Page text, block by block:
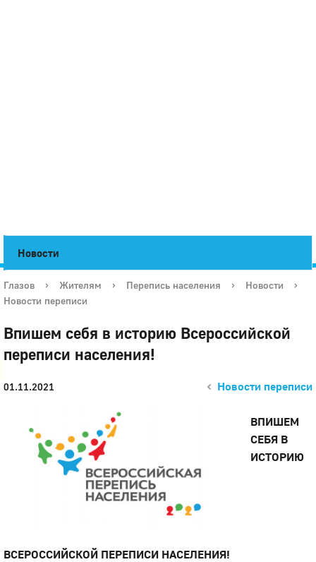
Город
Глазов
Новости
Глазов › Жителям › Перепись населения › Новости
›
Новости переписи
Впишем себя в историю Всероссийской
переписи населения!
01.11.2021 Новости переписи
ВПИШЕМ
СЕБЯ В
ИСТОРИЮ
ВСЕРОССИЙСКОЙ ПЕРЕПИСИ НАСЕЛЕНИЯ!